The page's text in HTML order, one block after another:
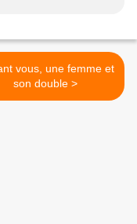
vous, une femme et
son double >